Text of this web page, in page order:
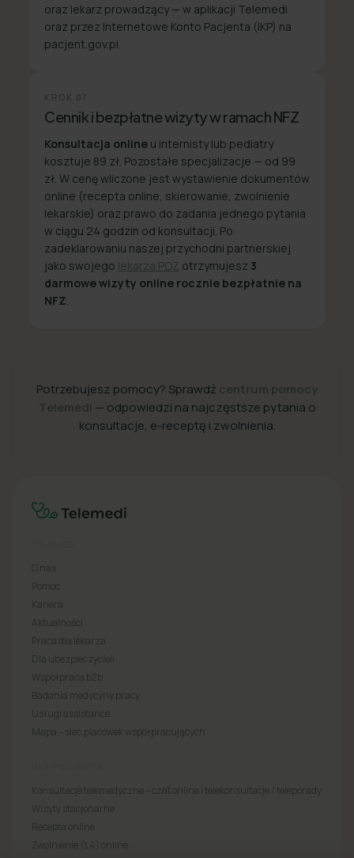
oraz lekarz prowadzący — w aplikacji Telemedi
oraz przez Internetowe Konto Pacjenta (IKP) na
pacjent.gov.pl.
KROK 07
Cennik i bezpłatne wizyty w ramach NFZ
Konsultacja online u internisty lub pediatry
kosztuje 89 zł. Pozostałe specjalizacje — od 99
zł. W cenę wliczone jest wystawienie dokumentów
online (recepta online, skierowanie, zwolnienie
lekarskie) oraz prawo do zadania jednego pytania
w ciągu 24 godzin od konsultacji. Po
zadeklarowaniu naszej przychodni partnerskiej
jako swojego lekarza POZ otrzymujesz 3
darmowe wizyty online rocznie bezpłatnie na
NFZ
Potrzebujesz pomocy? Sprawdź centrum pomocy
Telemedi — odpowiedzi na najczęstsze pytania o
konsultacje, e-receptę i zwolnienia.
O nas
Pomoc
Kariera
Aktualności
Praca dla lekarza
Dla ubezpieczycieli
Współpraca b2b
Badania medycyny pracy
Usługi assistance
Mapa – sieć placówek współpracujących
Konsultacje telemedyczne – czat online i telekonsultacje / teleporady
Wizyty stacjonarne
Recepta online
Zwolnienie (L4) online